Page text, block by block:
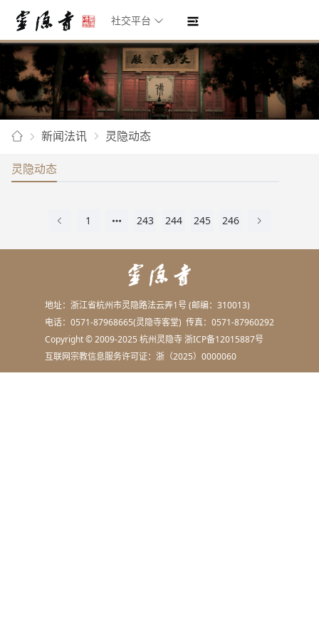
社交平台
新闻法讯 灵隐动态
灵隐动态
1 243 244 245 246
地址：浙江省杭州市灵隐路法云弄1号 (邮编：310013)
电话：0571-87968665(灵隐寺客堂) 传真：0571-87960292
Copyright © 2009-2025 杭州灵隐寺浙ICP备12015887号
互联网宗教信息服务许可证：浙（2025）0000060